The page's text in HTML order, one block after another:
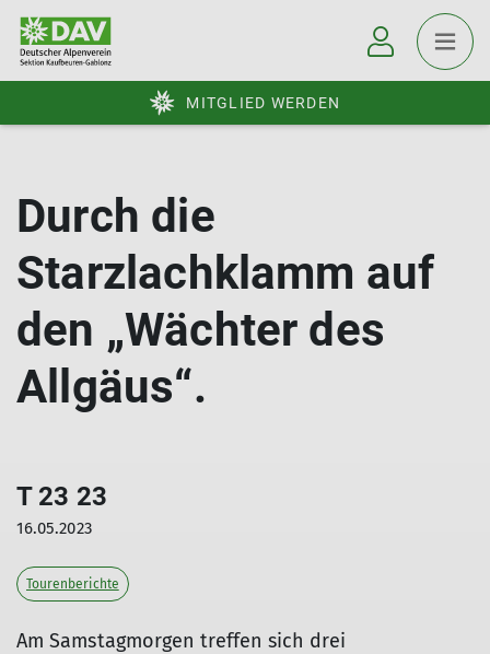
MITGLIED WERDEN
Durch die
Starzlachklamm auf
den „Wächter des
Allgäus“.
T 23 23
16.05.2023
Tourenberichte
Am Samstagmorgen treffen sich drei